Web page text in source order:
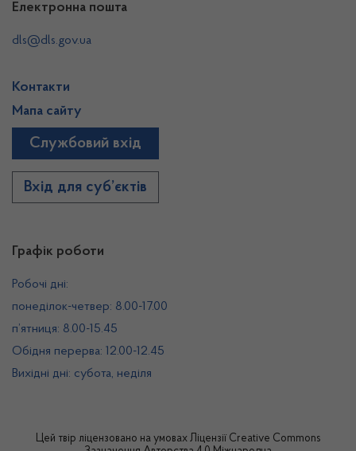
Графік роботи
Робочі дні:
понеділок-четвер: 8.00-17.00
п’ятниця: 8.00-15.45
Обідня перерва: 12.00-12.45
Вихідні дні: субота, неділя
Електронна пошта
dls@dls.gov.ua
Контакти
Мапа сайту
Службовий вхід
Вхід для суб’єктів
Цей твір ліцензовано на умовах Ліцензії Creative Commons